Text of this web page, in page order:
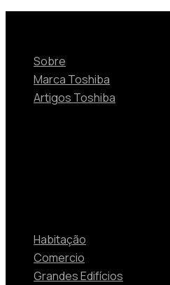
Sobre
Marca Toshiba
Artigos Toshiba
Habitação
Comercio
Grandes Edifícios